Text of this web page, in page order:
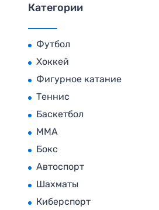
Категории
Футбол
Хоккей
Фигурное катание
Теннис
Баскетбол
MMA
Бокс
Автоспорт
Шахматы
Киберспорт